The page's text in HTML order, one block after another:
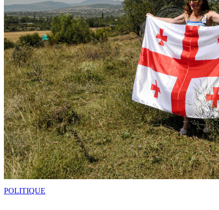
POLITIQUE